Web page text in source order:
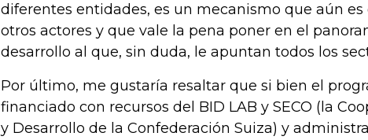
diferentes entidades, es un mecanismo que aún
otros actores y que vale la pena poner en el
desarrollo al que, sin duda, le apuntan todos los
Por último, me gustaría resaltar que si bien el
financiado con recursos del BID LAB y SECO (la
y Desarrollo de la Confederación Suiza) y